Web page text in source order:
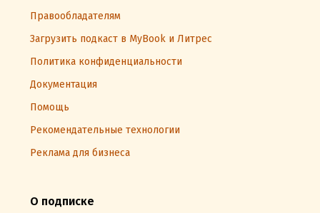
Правообладателям
Загрузить подкаст в MyBook и Литрес
Политика конфиденциальности
Документация
Помощь
Рекомендательные технологии
Реклама для бизнеса
О подписке